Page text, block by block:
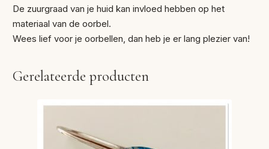
De zuurgraad van je huid kan invloed hebben op het
materiaal van de oorbel.
Wees lief voor je oorbellen, dan heb je er lang plezier van!
Gerelateerde producten